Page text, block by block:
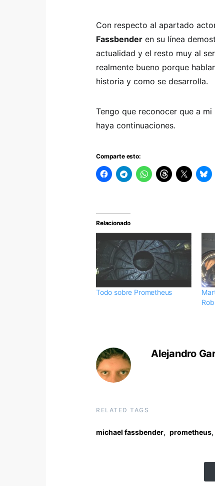
Con respecto al apartado
Fassbender en su línea
actualidad y el resto muy al
realmente bueno porque
historia y como se desarrolla.
Tengo que reconocer que a
haya continuaciones.
Comparte esto:
Relacionado
Todo sobre Prometheus
Alejandro
RELATED TAGS
michael fassbender, prometheus,